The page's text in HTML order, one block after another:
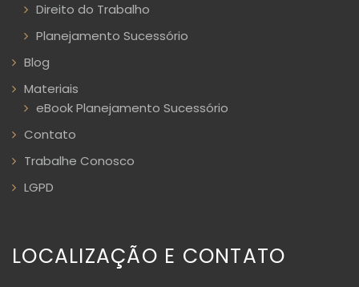
Direito do Trabalho
Planejamento Sucessório
Blog
Materiais
eBook Planejamento Sucessório
Contato
Trabalhe Conosco
LGPD
LOCALIZAÇÃO E CONTATO